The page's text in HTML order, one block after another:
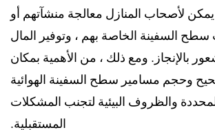
يمكن لأصحاب المنازل معالجة منشآتهم أو
سطح السفينة الخاصة بهم ، وتوفير المال
بالإنجاز. ومع ذلك ، من الأهمية بمكان
وحجم مسامير سطح السفينة الهوائية
والظروف البيئية لتجنب المشكلات
المستقبلية.